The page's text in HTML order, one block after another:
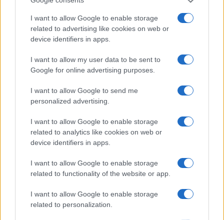
I want to allow Google to enable storage
related to advertising like cookies on web or
device identifiers in apps.
I want to allow my user data to be sent to
Google for online advertising purposes.
I want to allow Google to send me
personalized advertising.
I want to allow Google to enable storage
related to analytics like cookies on web or
device identifiers in apps.
I want to allow Google to enable storage
related to functionality of the website or app.
I want to allow Google to enable storage
related to personalization.
ALIMENTAZIONE
Come pulire le cozze in modo perfetto: guida pratica
per principianti
LIFESTYLE